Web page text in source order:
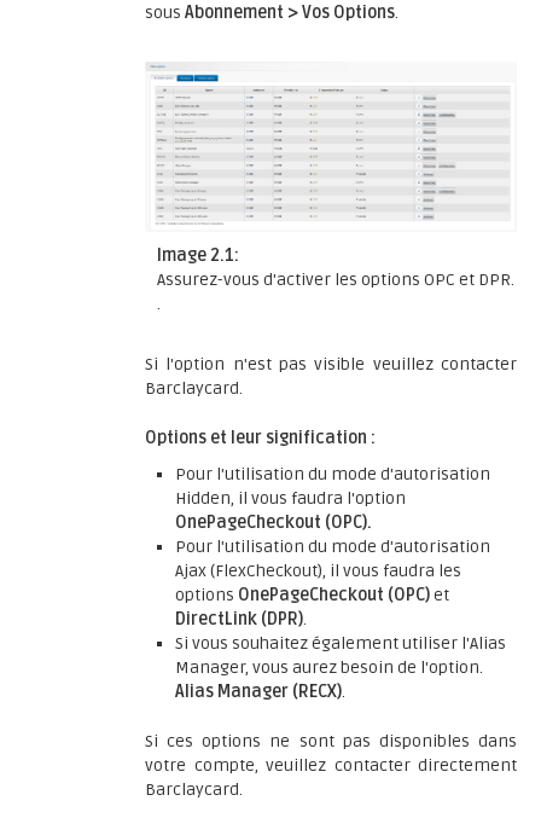
sous Abonnement > Vos Options.
Image 2.1:
Assurez-vous d'activer les options OPC et DPR.
.
Si l'option n'est pas visible veuillez contacter
Barclaycard.
Options et leur signification :
Pour l'utilisation du mode d'autorisation
Hidden, il vous faudra l'option
OnePageCheckout (OPC).
Pour l'utilisation du mode d'autorisation
Ajax (FlexCheckout), il vous faudra les
options OnePageCheckout (OPC)et
DirectLink (DPR).
Si vous souhaitez également utiliser l'Alias
Manager, vous aurez besoin de l'option.
Alias Manager (RECX).
Si ces options ne sont pas disponibles dans
votre compte, veuillez contacter directement
Barclaycard.